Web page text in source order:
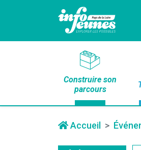
Construire son
parcours
Accueil